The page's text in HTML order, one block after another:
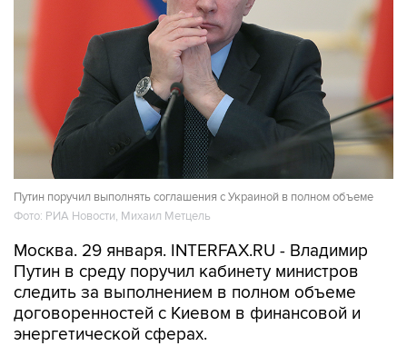
Путин поручил выполнять соглашения с Украиной в полном объеме
Фото: РИА Новости, Михаил Метцель
Москва. 29 января. INTERFAX.RU - Владимир
Путин в среду поручил кабинету министров
следить за выполнением в полном объеме
договоренностей с Киевом в финансовой и
энергетической сферах.